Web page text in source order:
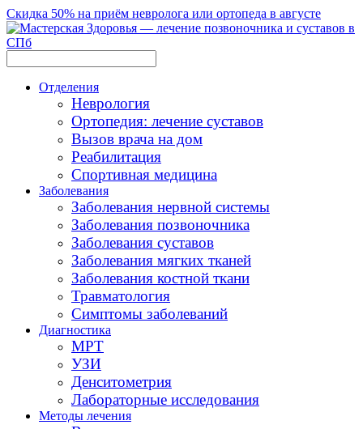
Скидка 50% на приём невролога или ортопеда в августе
Отделения
Неврология
Ортопедия: лечение суставов
Вызов врача на дом
Реабилитация
Спортивная медицина
Заболевания
Заболевания нервной системы
Заболевания позвоночника
Заболевания суставов
Заболевания мягких тканей
Заболевания костной ткани
Травматология
Симптомы заболеваний
Диагностика
МРТ
УЗИ
Денситометрия
Лабораторные исследования
Методы лечения